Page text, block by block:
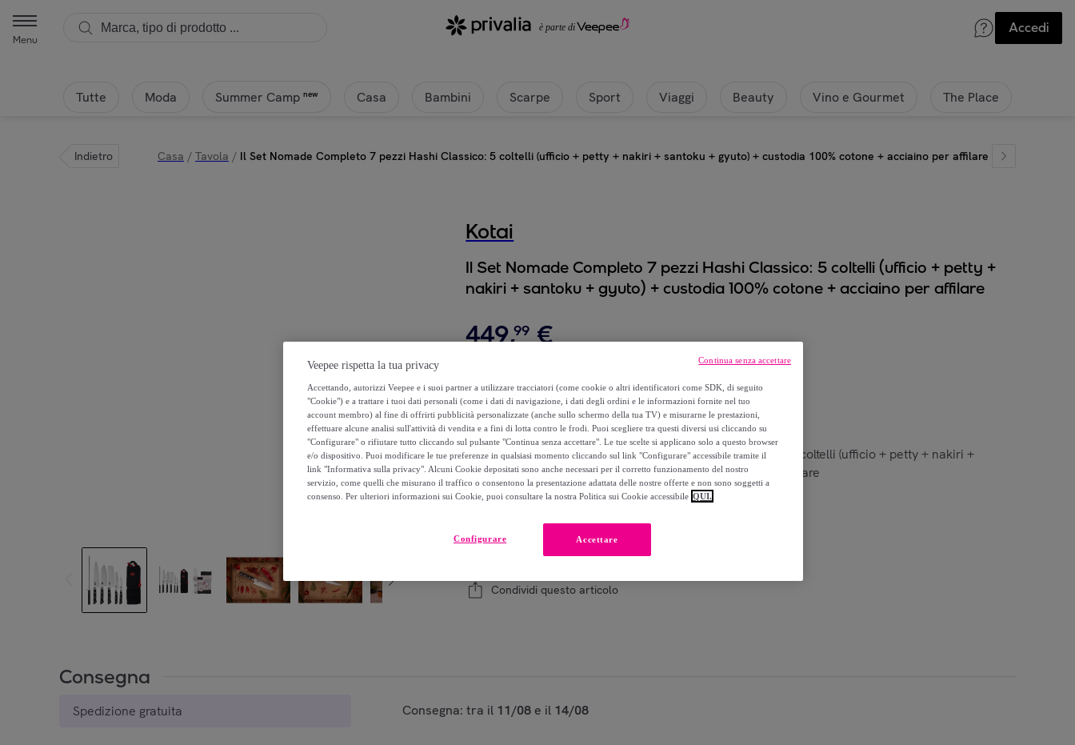
Menu
Accedi
Tutte Moda Summer Camp new Casa Bambini Scarpe Sport Viaggi Beauty Vino e Gourmet The Place
Indietro Casa / Tavola / Il Set Nomade Completo 7 pezzi Hashi Classico: 5 coltelli (ufficio + petty + nakiri + santoku + gyuto) + custodia 100% cotone + acciaino per affilare
Kotai
Il Set Nomade Completo 7 pezzi Hashi Classico: 5 coltelli (ufficio + petty +
nakiri + santoku + gyuto) + custodia 100% cotone + acciaino per affilare
449,99 €
-37%
Modello:Il Set Nomade Completo 7 pezzi Hashi Classico: 5 coltelli (ufficio + petty + nakiri +
santoku + gyuto) + custodia 100% cotone + acciaino per affilare
Venduto da
Condividi questo articolo
Consegna
Spedizione gratuita Consegna: tra il 11/08 e il 14/08
Veepee rispetta la tua privacy
Accettando, autorizzi Veepee e i suoi partner a utilizzare tracciatori (come cookie o altri identificatori come SDK, di seguito
"Cookie") e a trattare i tuoi dati personali (come i dati di navigazione, i dati degli ordini e le informazioni fornite nel tuo
account membro) al fine di offrirti pubblicità personalizzate (anche sullo schermo della tua TV) e misurarne le prestazioni,
effettuare alcune analisi sull'attività di vendita e a fini di lotta contro le frodi. Puoi scegliere tra questi diversi usi cliccando su
"Configurare" o rifiutare tutto cliccando sul pulsante "Continua senza accettare". Le tue scelte si applicano solo a questo browser
e/o dispositivo. Puoi modificare le tue preferenze in qualsiasi momento cliccando sul link "Configurare" accessibile tramite il
link "Informativa sulla privacy". Alcuni Cookie depositati sono anche necessari per il corretto funzionamento del nostro
servizio, come quelli che misurano il traffico o consentono la presentazione adattata delle nostre offerte e non sono soggetti a
consenso. Per ulteriori informazioni sui Cookie, puoi consultare la nostra Politica sui Cookie accessibile QUI.
Accettare
Configurare
Continua senza accettare